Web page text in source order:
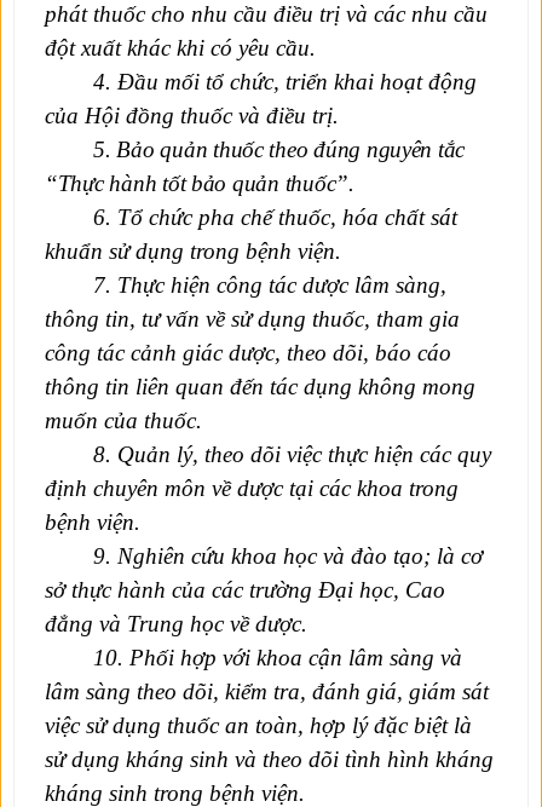
phát thuốc cho nhu cầu điều trị và các nhu cầu
đột xuất khác khi có yêu cầu.
4. Đầu mối tổ chức, triển khai hoạt động
của Hội đồng thuốc và điều trị.
5. Bảo quản thuốc theo đúng nguyên tắc
“Thực hành tốt bảo quản thuốc”.
6. Tổ chức pha chế thuốc, hóa chất sát
khuẩn sử dụng trong bệnh viện.
7. Thực hiện công tác dược lâm sàng,
thông tin, tư vấn về sử dụng thuốc, tham gia
công tác cảnh giác dược, theo dõi, báo cáo
thông tin liên quan đến tác dụng không mong
muốn của thuốc.
8. Quản lý, theo dõi việc thực hiện các quy
định chuyên môn về dược tại các khoa trong
bệnh viện.
9. Nghiên cứu khoa học và đào tạo; là cơ
sở thực hành của các trường Đại học, Cao
đẳng và Trung học về dược.
10. Phối hợp với khoa cận lâm sàng và
lâm sàng theo dõi, kiểm tra, đánh giá, giám sát
việc sử dụng thuốc an toàn, hợp lý đặc biệt là
sử dụng kháng sinh và theo dõi tình hình kháng
kháng sinh trong bệnh viện.